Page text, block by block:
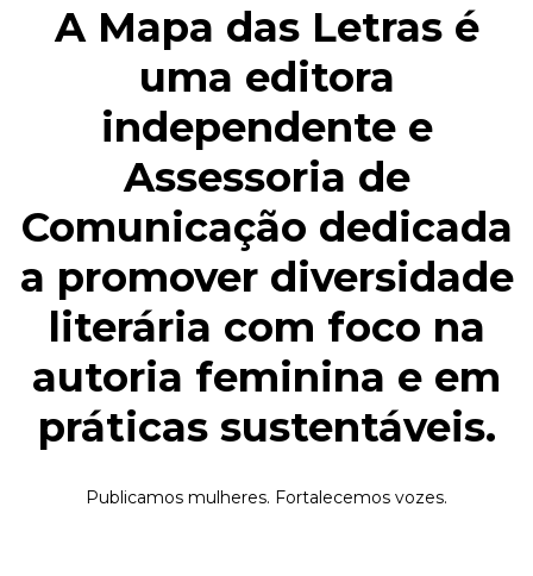
A Mapa das Letras é
uma editora
independente e
Assessoria de
Comunicação dedicada
a promover diversidade
literária com foco na
autoria feminina e em
práticas sustentáveis.
Publicamos mulheres. Fortalecemos vozes.